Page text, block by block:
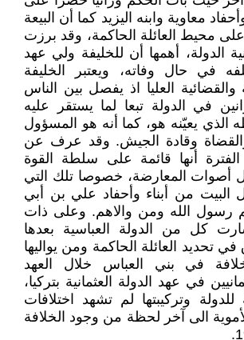
معاوية وابنه اليزيد كما أن البيعة
محيط العائلة الحاكمة، وقد برزت
الدولة، أهمها أن للخليفة ولي عهد
في حال وفاته، ويعتبر الخليفة
والقضائية العليا اذ يفصل بين الناس
في الدولة تبعا لما يستقر عليه
يعيّنه هو، كما أنه هو المسؤول
والقضاة وقادة الجيش. وقد عرف عن
أنها قائمة على سلطة القوة
أصوات المعارضة، خصوصا تلك التي
من أبناء وأحفاد علي بن أبي
رسول الله ومن والاهم. وعلى ذات
سارت كل من الدولة العباسية بعدها
في تحديد العائلة الحاكمة ومن يواليها
في بني العباس خلال العهد
في عهد الدولة العثمانية بتركيا،
للدولة وتركيبتها لم تشهد اختلافات
الى آخر لحظة من وجود الخلافة